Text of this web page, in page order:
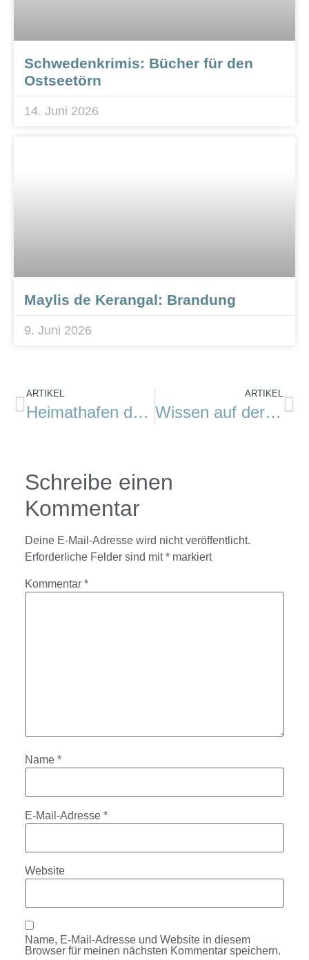
Schwedenkrimis: Bücher für den
Ostseetörn
14. Juni 2026
Maylis de Kerangal: Brandung
9. Juni 2026
ARTIKEL
Heimathafen der „hanseboot“
ARTIKEL
Wissen auf der Hanseboot
Schreibe einen
Kommentar
Deine E-Mail-Adresse wird nicht veröffentlicht.
Erforderliche Felder sind mit* markiert
Kommentar *
Name *
E-Mail-Adresse *
Website
Name, E-Mail-Adresse und Website in diesem
Browser für meinen nächsten Kommentar speichern.